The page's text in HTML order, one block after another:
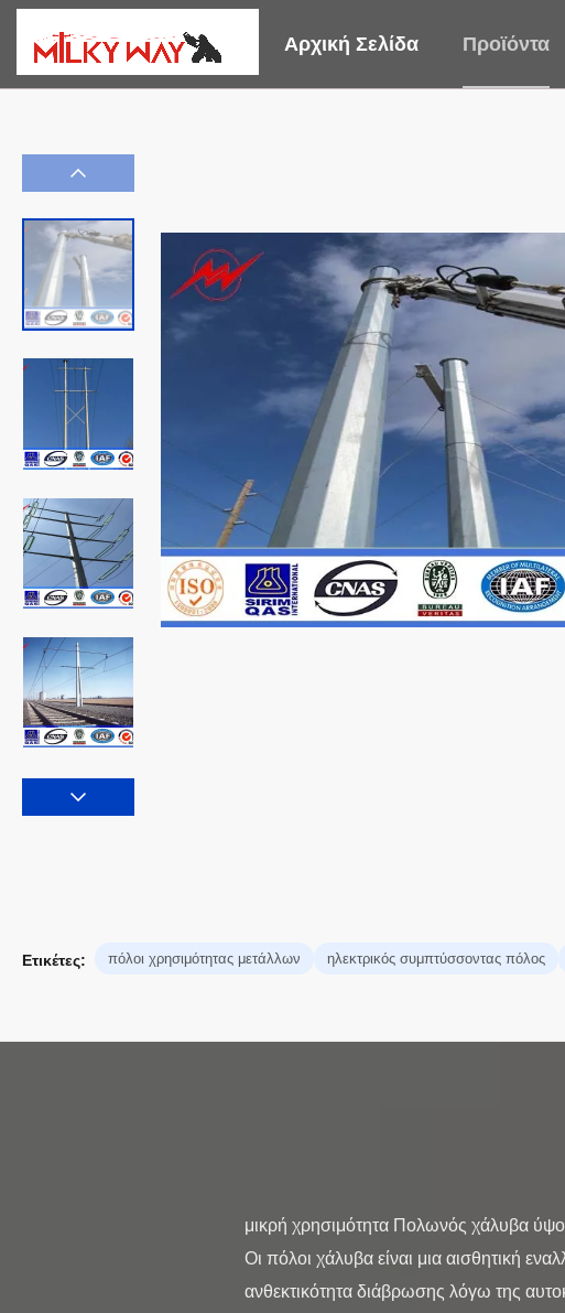
Αρχική Σελίδα Προϊόντα
Ετικέτες: πόλοι χρησιμότητας μετάλλων ηλεκτρικός συμπτύσσοντας πόλος
μικρή χρησιμότητα Πολωνός χάλυβα
Οι πόλοι χάλυβα είναι μια αισθητική